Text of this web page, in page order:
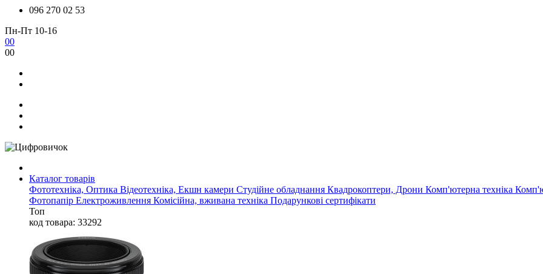
096 270 02 53
Пн-Пт 10-16
00
00
Каталог товарів
Фототехніка, Оптика Відеотехніка, Екшн камери Студійне обладнання Квадрокоптери, Дрони Комп'ютерна техніка
Фотопапір Електроживлення Комісійна, вживана техніка Подарункові сертифікати
Топ
код товара: 33292